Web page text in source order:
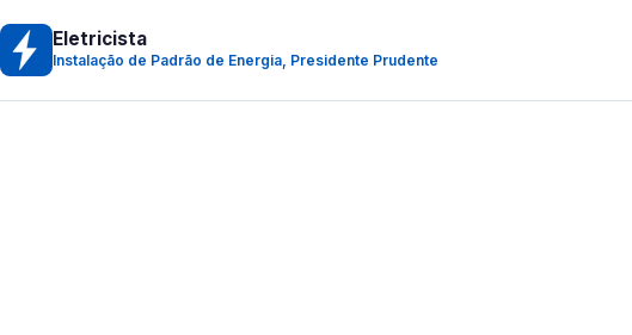
Eletricista
Instalação de Padrão de Energia, Presidente Prudente